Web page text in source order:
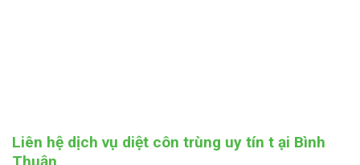
Liên hệ dịch vụ diệt côn trùng uy tín t ại Bình